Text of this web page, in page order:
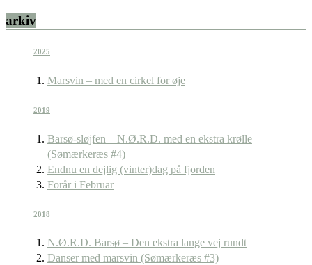
arkiv
2025
Marsvin – med en cirkel for øje
2019
Barsø-sløjfen – N.Ø.R.D. med en ekstra krølle
(Sømærkeræs #4)
Endnu en dejlig (vinter)dag på fjorden
Forår i Februar
2018
N.Ø.R.D. Barsø – Den ekstra lange vej rundt
Danser med marsvin (Sømærkeræs #3)